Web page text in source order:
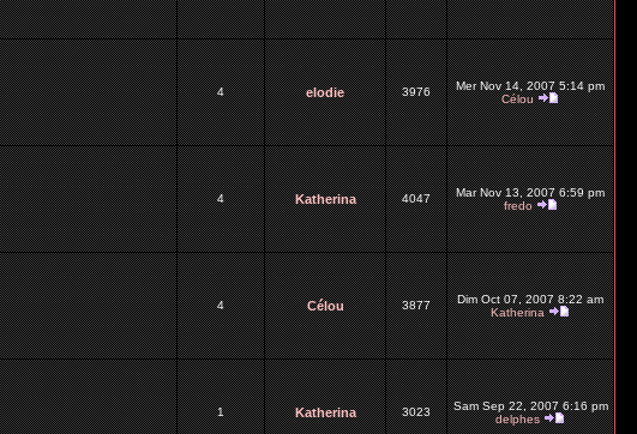
4 elodie 3976
Mer Nov 14, 2007 5:14 pm
Célou
4 Katherina 4047
Mar Nov 13, 2007 6:59 pm
fredo
4 Célou 3877
Dim Oct 07, 2007 8:22 am
Katherina
1 Katherina 3023
Sam Sep 22, 2007 6:16 pm
delphes